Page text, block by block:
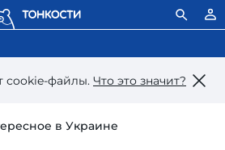
сookie-файлы. Что это значит?
в Украине